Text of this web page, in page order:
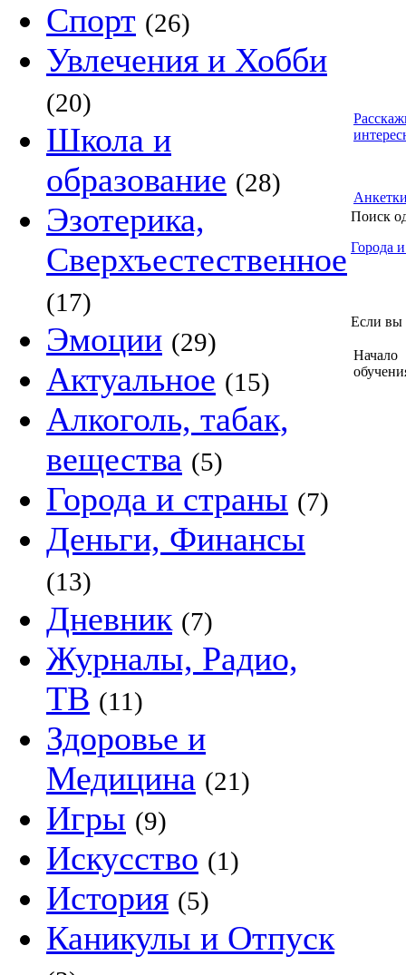
Спорт (26)
Увлечения и Хобби
(20)
Школа и
образование (28)
Эзотерика,
Сверхъестественное
(17)
Эмоции (29)
Актуальное (15)
Алкоголь, табак,
вещества (5)
Города и страны (7)
Деньги, Финансы
(13)
Дневник (7)
Журналы, Радио,
ТВ (11)
Здоровье и
Медицина (21)
Игры (9)
Искусство (1)
История (5)
Каникулы и Отпуск
Поиск
Города
Если вы
Начало